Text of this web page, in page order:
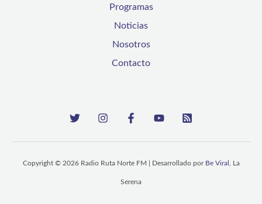
Programas
Noticias
Nosotros
Contacto
Copyright © 2026 Radio Ruta Norte FM | Desarrollado por Be Viral , La
Serena